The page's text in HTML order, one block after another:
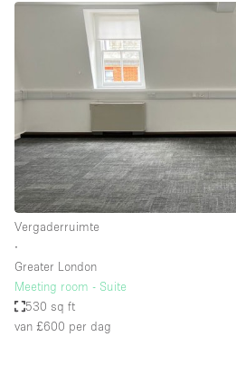
Vergaderruimte
∙
Greater London
Meeting room - Suite
530 sq ft
van £600 per dag